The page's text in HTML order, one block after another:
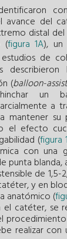
avance del
distal
(figura 1A), un
de
(balloon-
un
a
mantener su
el efecto
(figura
con una
punta
de
y en
anatómico (
catéter, se
realizar con